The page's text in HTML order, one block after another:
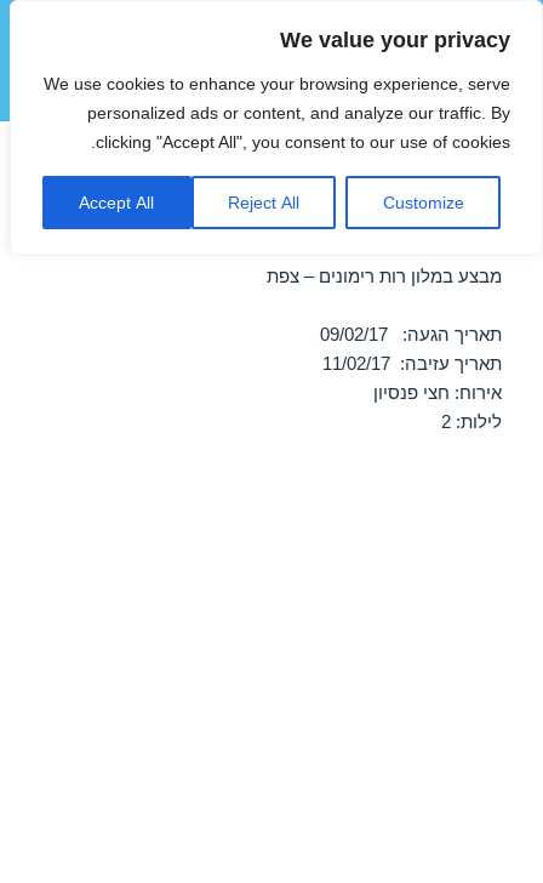
We value your privacy
We use cookies to enhance your browsing experience, serve
personalized ads or content, and analyze our traffic. By
clicking "Accept All", you consent to our use of cookies.
Customize
Reject All
Accept All
הוטצימר
תפריטים
ווידג'טים
חופשה במלון רות רימונים – צפת
09/02/2017
מבצע במלון רות רימונים – צפת
תאריך הגעה: 09/02/17
תאריך עזיבה: 11/02/17
אירוח: חצי פנסיון
לילות: 2